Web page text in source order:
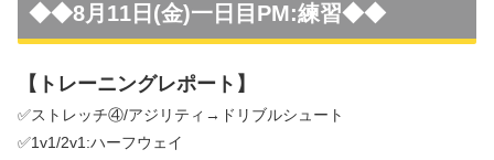
◆◆8月11日(金)一日目PM:練習◆◆
【トレーニングレポート】
✅ストレッチ④/アジリティ→ドリブルシュート
✅1v1/2v1:ハーフウェイ